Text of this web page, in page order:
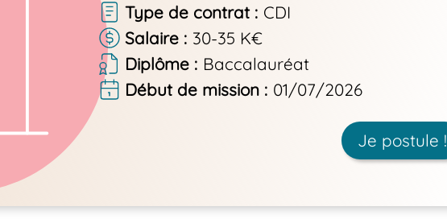
Type de contrat
CDI
Salaire
30-35 K€
Diplôme
Baccalauréat
Début de mission
01/07/2026
Je postule !